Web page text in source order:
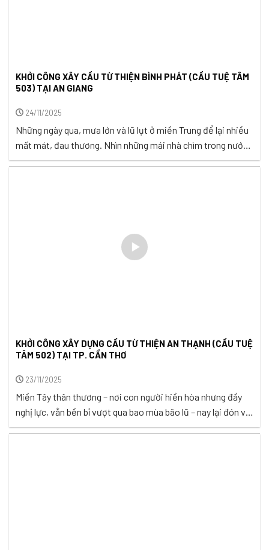
KHỞI CÔNG XÂY CẦU TỪ THIỆN BÌNH PHÁT (CẦU TUỆ TÂM
503) TẠI AN GIANG
24/11/2025
Những ngày qua, mưa lớn và lũ lụt ở miền Trung để lại nhiều
mất mát, đau thương. Nhìn những mái nhà chìm trong nước,
những phận người chật vật giữa dòng, ai cũng thấy lòng thắt
KHỞI CÔNG XÂY DỰNG CẦU TỪ THIỆN AN THẠNH (CẦU TUỆ
TÂM 502) TẠI TP. CẦN THƠ
23/11/2025
Miền Tây thân thương – nơi con người hiền hòa nhưng đầy
nghị lực, vẫn bền bỉ vượt qua bao mùa bão lũ – nay lại đón về
những ngày nắng đẹp của mùa thu. Nắng vàng trải nhẹ trên